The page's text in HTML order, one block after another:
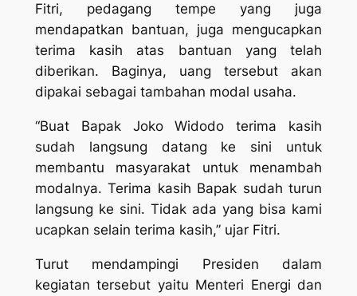
Fitri, pedagang tempe yang juga
mendapatkan bantuan, juga mengucapkan
terima kasih atas bantuan yang telah
diberikan. Baginya, uang tersebut akan
dipakai sebagai tambahan modal usaha.
“Buat Bapak Joko Widodo terima kasih
sudah langsung datang ke sini untuk
membantu masyarakat untuk menambah
modalnya. Terima kasih Bapak sudah turun
langsung ke sini. Tidak ada yang bisa kami
ucapkan selain terima kasih,” ujar Fitri.
Turut mendampingi Presiden dalam
kegiatan tersebut yaitu Menteri Energi dan